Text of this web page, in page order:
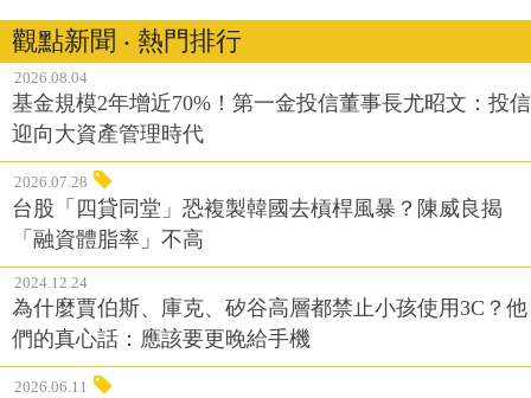
觀點新聞 ‧ 熱門排行
2026.08.04
基金規模2年增近70%！第一金投信董事長尤昭文：投信
迎向大資產管理時代
2026.07.28
台股「四貸同堂」恐複製韓國去槓桿風暴？陳威良揭
「融資體脂率」不高
2024.12.24
為什麼賈伯斯、庫克、矽谷高層都禁止小孩使用3C？他
們的真心話：應該要更晚給手機
2026.06.11